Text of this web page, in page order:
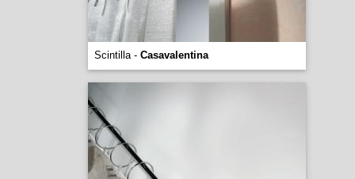
Scintilla - Casavalentina